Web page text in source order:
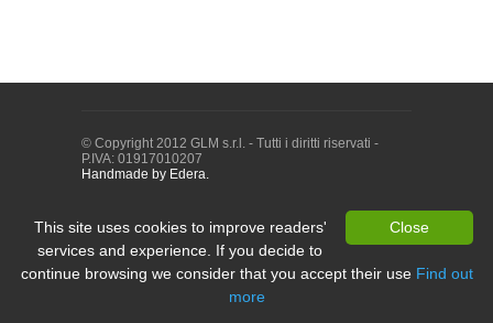
© Copyright 2012 GLM s.r.l. - Tutti i diritti riservati -
P.IVA: 01917010207
Handmade by Edera.
Close
This site uses cookies to improve readers'
services and experience. If you decide to
continue browsing we consider that you accept their use Find out
more